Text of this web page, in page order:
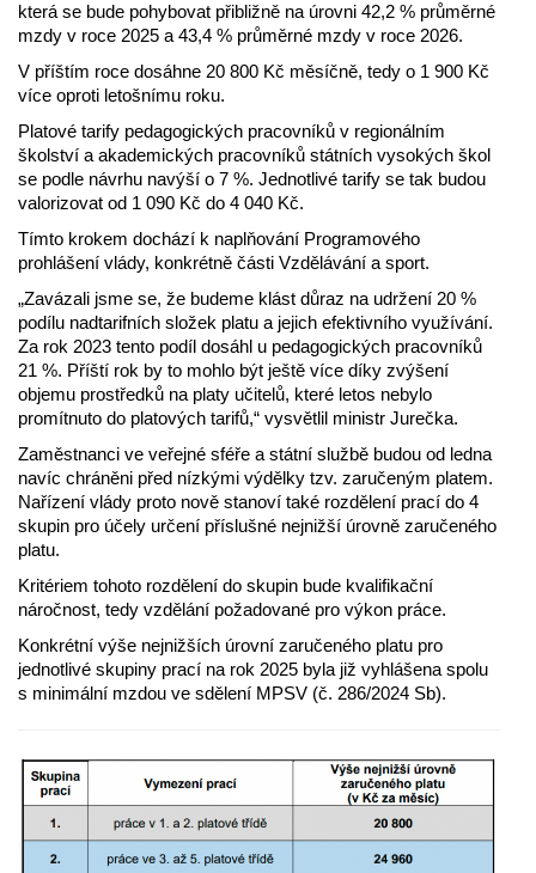
která se bude pohybovat přibližně na úrovni 42,2 % průměrné
mzdy v roce 2025 a 43,4 % průměrné mzdy v roce 2026.
V příštím roce dosáhne 20 800 Kč měsíčně, tedy o 1 900 Kč
více oproti letošnímu roku.
Platové tarify pedagogických pracovníků v regionálním
školství a akademických pracovníků státních vysokých škol
se podle návrhu navýší o 7 %. Jednotlivé tarify se tak budou
valorizovat od 1 090 Kč do 4 040 Kč.
Tímto krokem dochází k naplňování Programového
prohlášení vlády, konkrétně části Vzdělávání a sport.
„Zavázali jsme se, že budeme klást důraz na udržení 20 %
podílu nadtarifních složek platu a jejich efektivního využívání.
Za rok 2023 tento podíl dosáhl u pedagogických pracovníků
21 %. Příští rok by to mohlo být ještě více díky zvýšení
objemu prostředků na platy učitelů, které letos nebylo
promítnuto do platových tarifů,“ vysvětlil ministr Jurečka.
Zaměstnanci ve veřejné sféře a státní službě budou od ledna
navíc chráněni před nízkými výdělky tzv. zaručeným platem.
Nařízení vlády proto nově stanoví také rozdělení prací do 4
skupin pro účely určení příslušné nejnižší úrovně zaručeného
platu.
Kritériem tohoto rozdělení do skupin bude kvalifikační
náročnost, tedy vzdělání požadované pro výkon práce.
Konkrétní výše nejnižších úrovní zaručeného platu pro
jednotlivé skupiny prací na rok 2025 byla již vyhlášena spolu
s minimální mzdou ve sdělení MPSV (č. 286/2024 Sb).